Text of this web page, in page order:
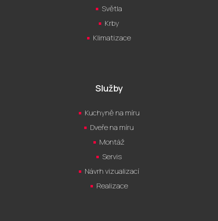
Světla
Krby
Klimatizace
Služby
Kuchyně na míru
Dveře na míru
Montáž
Servis
Návrh vizualizací
Realizace